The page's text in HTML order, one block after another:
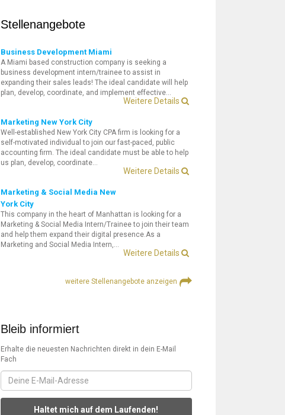
Stellenangebote
Business Development Miami
A Miami based construction company is seeking a
business development intern/trainee to assist in
expanding their sales leads! The ideal candidate will help
plan, develop, coordinate, and implement effective…
Weitere Details
Marketing New York City
Well-established New York City CPA firm is looking for a
self-motivated individual to join our fast-paced, public
accounting firm. The ideal candidate must be able to help
us plan, develop, coordinate…
Weitere Details
Marketing & Social Media New
York City
This company in the heart of Manhattan is looking for a
Marketing & Social Media Intern/Trainee to join their team
and help them expand their digital presence.As a
Marketing and Social Media Intern,…
Weitere Details
weitere Stellenangebote anzeigen
Bleib informiert
Erhalte die neuesten Nachrichten direkt in dein E-Mail
Fach
Haltet mich auf dem Laufenden!